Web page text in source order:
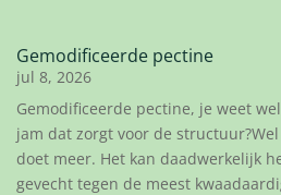
Gemodificeerde pectine
jul 8, 2026
Gemodificeerde pectine, je weet
jam dat zorgt voor de
doet meer. Het kan daadwerkelijk
gevecht tegen de meest